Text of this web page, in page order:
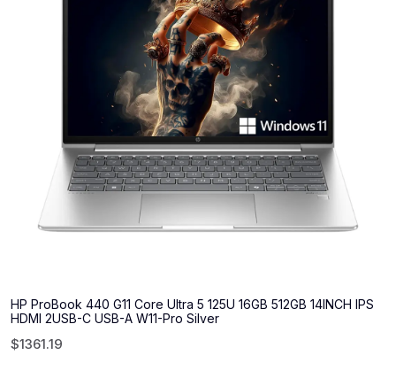
HP ProBook 440 G11 Core Ultra 5 125U 16GB 512GB 14INCH IPS
HDMI 2USB-C USB-A W11-Pro Silver
$1361.19